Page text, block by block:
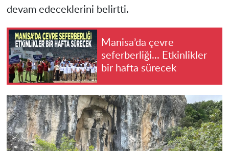
devam edeceklerini belirtti.
Manisa’da çevre
seferberliği... Etkinlikler
bir hafta sürecek